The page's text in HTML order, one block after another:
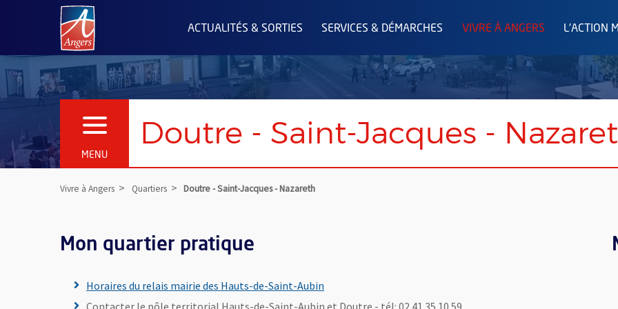
Angers.fr : Retour à l'accueil
ACTUALITÉS & SORTIES SERVICES & DÉMARCHES VIVRE À ANGERS L'ACTION
MENU
OUVRIR LE MENU Doutre - Saint-Jacques -
Vivre à Angers Quartiers Doutre - Saint-Jacques - Nazareth
Mon quartier pratique
Horaires du relais mairie des Hauts-de-Saint-Aubin
Contacter le pôle territorial Hauts-de-Saint-Aubin et Doutre - tél: 02 41 35 10 59